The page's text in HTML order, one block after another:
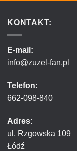
KONTAKT:
E-mail:
info@zuzel-fan.pl
Telefon:
662-098-840
Adres:
ul. Rzgowska 109
Łódź